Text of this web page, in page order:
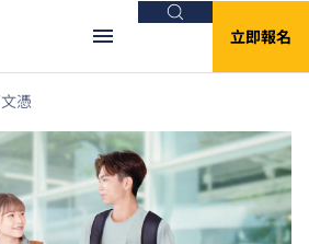
搜尋
立即報名
文憑